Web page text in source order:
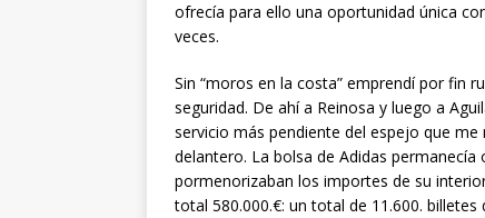
ofrecía para ello una oportunidad única
veces.
Sin “moros en la costa” emprendí por fin
seguridad. De ahí a Reinosa y luego a
servicio más pendiente del espejo que
delantero. La bolsa de Adidas
pormenorizaban los importes de su
total 580.000.€: un total de 11.600.